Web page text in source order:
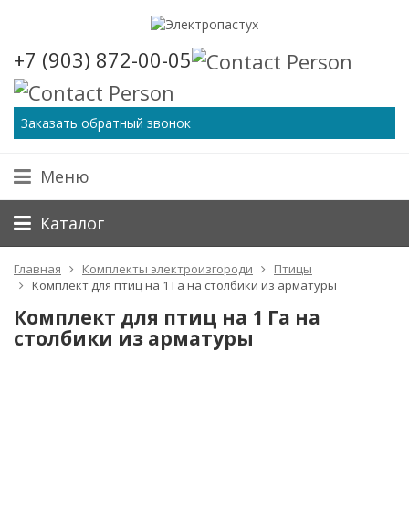
+7 (903) 872-00-05
Заказать обратный звонок
Меню
Каталог
Главная Комплекты электроизгороди
Птицы
Комплект для птиц на 1 Га на столбики из арматуры
Комплект для птиц на 1 Га на
столбики из арматуры